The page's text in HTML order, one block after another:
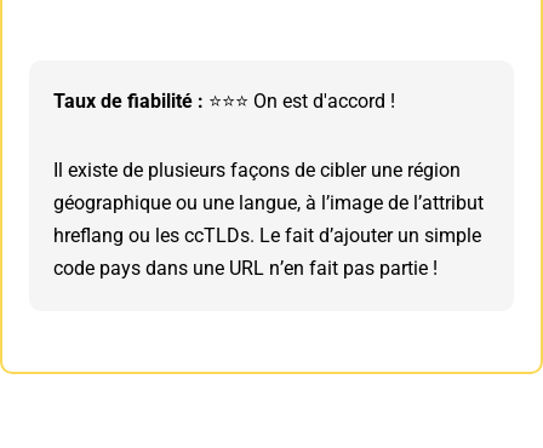
Taux de fiabilité : ⭐⭐⭐ On est d'accord !
Il existe de plusieurs façons de cibler une région
géographique ou une langue, à l’image de l’attribut
hreflang ou les ccTLDs. Le fait d’ajouter un simple
code pays dans une URL n’en fait pas partie !